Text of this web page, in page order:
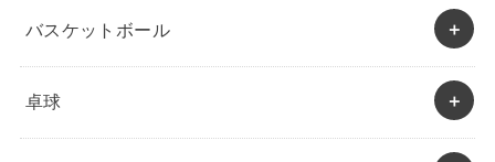
バスケットボール
卓球